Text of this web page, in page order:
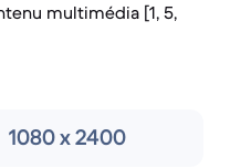
multimédia [1, 5,
1080 x 2400